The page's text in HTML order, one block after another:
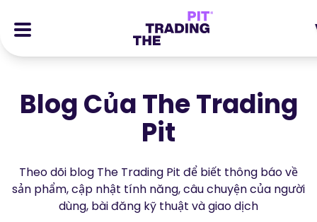
Hợp Đồng Tương Lai
Phần thưởng
Công cụ
CÔNG CỤ GIÁO DỤC
ES
IT
MS
VI
Blog Của The Trading
Pit
Theo dõi blog The Trading Pit để biết thông báo về
sản phẩm, cập nhật tính năng, câu chuyện của người
dùng, bài đăng kỹ thuật và giao dịch